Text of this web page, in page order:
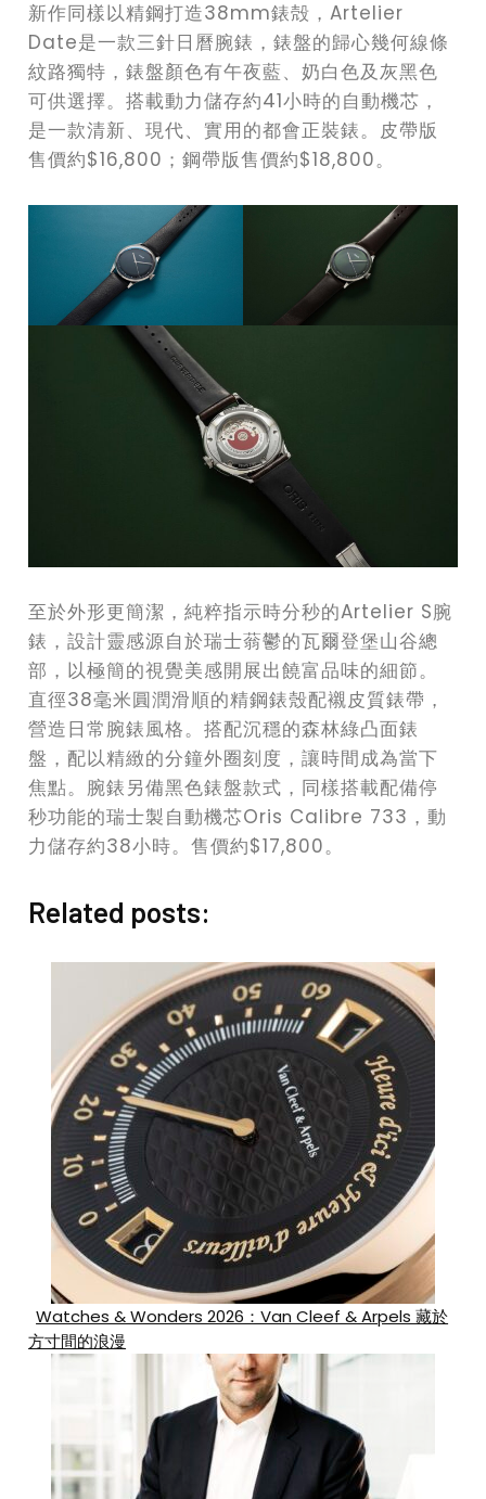
新作同樣以精鋼打造38mm錶殻，Artelier
Date是一款三針日曆腕錶，錶盤的歸心幾何線條
紋路獨特，錶盤顏色有午夜藍、奶白色及灰黑色
可供選擇。搭載動力儲存約41小時的自動機芯，
是一款清新、現代、實用的都會正裝錶。皮帶版
售價約$16,800；鋼帶版售價約$18,800。
至於外形更簡潔，純粹指示時分秒的Artelier S腕
錶，設計靈感源自於瑞士蓊鬱的瓦爾登堡山谷總
部，以極簡的視覺美感開展出饒富品味的細節。
直徑38毫米圓潤滑順的精鋼錶殼配襯皮質錶帶，
營造日常腕錶風格。搭配沉穩的森林綠凸面錶
盤，配以精緻的分鐘外圈刻度，讓時間成為當下
焦點。腕錶另備黑色錶盤款式，同樣搭載配備停
秒功能的瑞士製自動機芯Oris Calibre 733，動
力儲存約38小時。售價約$17,800。
Related posts:
Watches & Wonders 2026：Van Cleef & Arpels 藏於
方寸間的浪漫